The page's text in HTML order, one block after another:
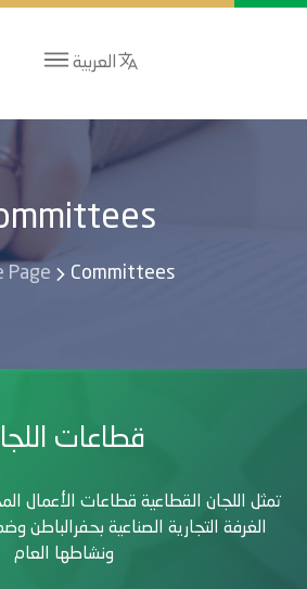
العربية
Page Committees
قطاعات
تمثل اللجان القطاعية قطاعات الأعمال
الغرفة التجارية الصناعية بحفرالباطن
ونشاطها العام